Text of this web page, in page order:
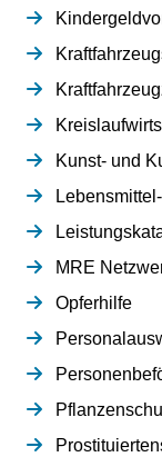
Kunst- und
MRE
Opferhilfe